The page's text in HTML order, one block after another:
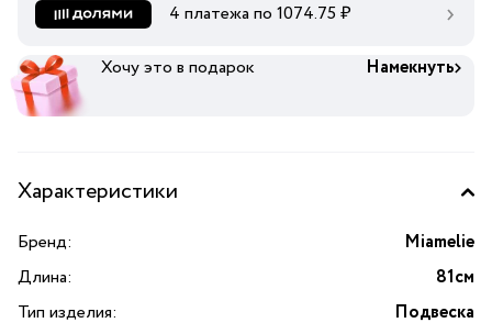
4 платежа по 1074.75 ₽
Хочу это в подарок Намекнуть
Характеристики
Бренд:
Miamelie
Длина:
81см
Тип изделия:
Подвеска